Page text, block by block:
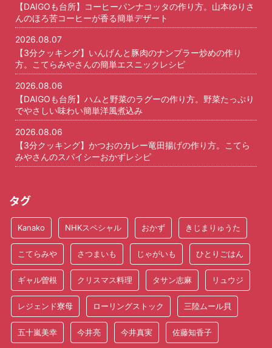
【DAIGOも台所】コーヒーパンナコッタの作り方。山本ゆりさ
んのほろ苦コーヒーが香る簡単デザート
2026.08.07
【3分クッキング】いんげんと豚肉のナンプラー炒めの作り
方。こてらみやさんの簡単エスニックレシピ
2026.08.06
【DAIGOも台所】ハムと野菜のラグーの作り方。野菜たっぷり
でやさしい味わい簡単洋風煮込み
2026.08.06
【3分クッキング】かつおのカレー竜田揚げの作り方。こてら
みやさんのスパイシーおかずレシピ
タグ
Kanako NHKスペシャル おかず きじまりゅうた
こてらみや さつまいも じゃがいも ひとりごはん
ギャル曽根 クリスマス料理 タサン志麻 リュウジ
レジェンド寮母 ローリングストック 三陸ムール貝
五十嵐美幸 今井亮 今井真実 佐藤知香子